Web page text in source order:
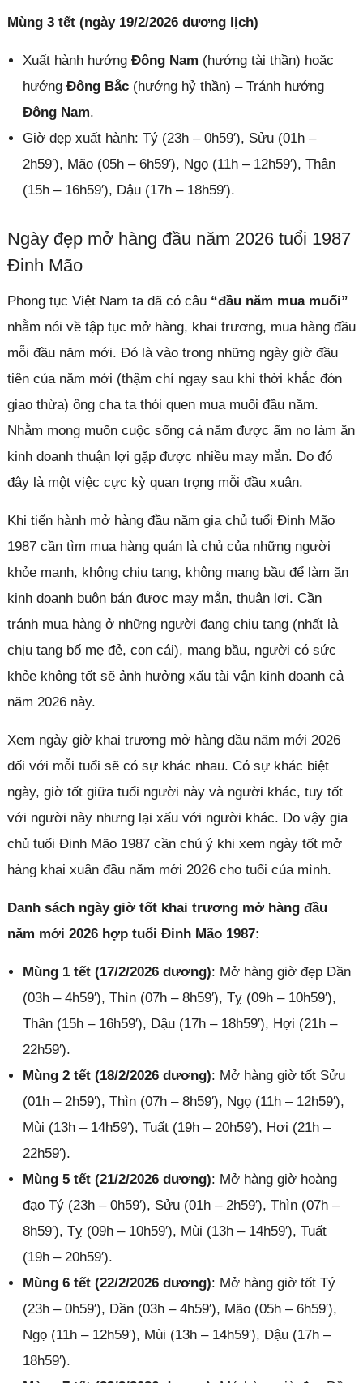
Mùng 3 tết (ngày 19/2/2026 dương lịch)
Xuất hành hướng Đông Nam (hướng tài thần) hoặc
hướng Đông Bắc(hướng hỷ thần) – Tránh hướng
Đông Nam.
Giờ đẹp xuất hành: Tý (23h – 0h59′), Sửu (01h –
2h59′), Mão (05h – 6h59′), Ngọ (11h – 12h59′), Thân
(15h – 16h59′), Dậu (17h – 18h59′).
Ngày đẹp mở hàng đầu năm 2026 tuổi 1987
Đinh Mão
Phong tục Việt Nam ta đã có câu “đầu năm mua muối”
nhằm nói về tập tục mở hàng, khai trương, mua hàng đầu
mỗi đầu năm mới. Đó là vào trong những ngày giờ đầu
tiên của năm mới (thậm chí ngay sau khi thời khắc đón
giao thừa) ông cha ta thói quen mua muối đầu năm.
Nhằm mong muốn cuộc sống cả năm được ấm no làm ăn
kinh doanh thuận lợi gặp được nhiều may mắn. Do đó
đây là một việc cực kỳ quan trọng mỗi đầu xuân.
Khi tiến hành mở hàng đầu năm gia chủ tuổi Đinh Mão
1987 cần tìm mua hàng quán là chủ của những người
khỏe mạnh, không chịu tang, không mang bầu để làm ăn
kinh doanh buôn bán được may mắn, thuận lợi. Cần
tránh mua hàng ở những người đang chịu tang (nhất là
chịu tang bố mẹ đẻ, con cái), mang bầu, người có sức
khỏe không tốt sẽ ảnh hưởng xấu tài vận kinh doanh cả
năm 2026 này.
Xem ngày giờ khai trương mở hàng đầu năm mới 2026
đối với mỗi tuổi sẽ có sự khác nhau. Có sự khác biệt
ngày, giờ tốt giữa tuổi người này và người khác, tuy tốt
với người này nhưng lại xấu với người khác. Do vậy gia
chủ tuổi Đinh Mão 1987 cần chú ý khi xem ngày tốt mở
hàng khai xuân đầu năm mới 2026 cho tuổi của mình.
Danh sách ngày giờ tốt khai trương mở hàng đầu
năm mới 2026 hợp tuổi Đinh Mão 1987:
Mùng 1 tết (17/2/2026 dương): Mở hàng giờ đẹp Dần
(03h – 4h59′), Thìn (07h – 8h59′), Tỵ (09h – 10h59′),
Thân (15h – 16h59′), Dậu (17h – 18h59′), Hợi (21h –
22h59′).
Mùng 2 tết (18/2/2026 dương): Mở hàng giờ tốt Sửu
(01h – 2h59′), Thìn (07h – 8h59′), Ngọ (11h – 12h59′),
Mùi (13h – 14h59′), Tuất (19h – 20h59′), Hợi (21h –
22h59′).
Mùng 5 tết (21/2/2026 dương): Mở hàng giờ hoàng
đạo Tý (23h – 0h59′), Sửu (01h – 2h59′), Thìn (07h –
8h59′), Tỵ (09h – 10h59′), Mùi (13h – 14h59′), Tuất
(19h – 20h59′).
Mùng 6 tết (22/2/2026 dương): Mở hàng giờ tốt Tý
(23h – 0h59′), Dần (03h – 4h59′), Mão (05h – 6h59′),
Ngọ (11h – 12h59′), Mùi (13h – 14h59′), Dậu (17h –
18h59′).